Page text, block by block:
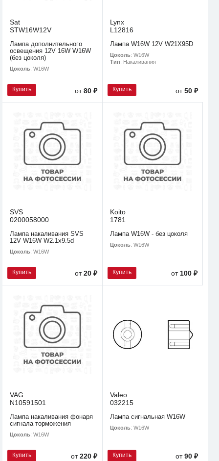
Sat
STW16W12V
Лампа дополнительного
освещения 12V 16W W16W
(без цоколя)
Цоколь: W16W
Купить от80 ₽
Lynx
L12816
Лампа W16W 12V W21X95D
Цоколь: W16W
Тип: Накаливания
Купить от50 ₽
SVS
0200058000
Лампа накаливания SVS
12V W16W W2.1х9.5d
Цоколь: W16W
Купить от20 ₽
Koito
1781
Лампа W16W - без цоколя
Цоколь: W16W
Купить от100 ₽
VAG
N10591501
Лампа накаливания фонаря
сигнала торможения
Цоколь: W16W
Купить от220 ₽
Valeo
032215
Лампа сигнальная W16W
Цоколь: W16W
Купить от90 ₽